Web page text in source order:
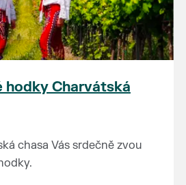
hodky Charvátská
chasa Vás srdečně zvou